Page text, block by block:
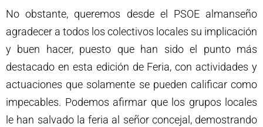
No obstante, queremos desde el PSOE almanseño
agradecer a todos los colectivos locales su implicación
y buen hacer, puesto que han sido el punto más
destacado en esta edición de Feria, con actividades y
actuaciones que solamente se pueden calificar como
impecables. Podemos afirmar que los grupos locales
le han salvado la feria al señor concejal, demostrando